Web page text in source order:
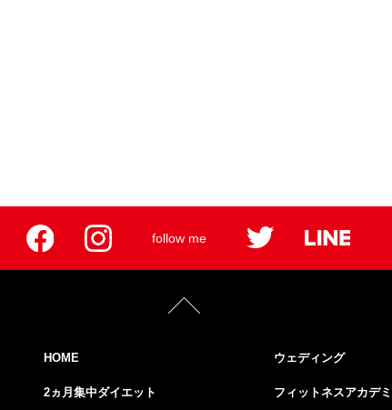
follow me
HOME
2ヵ月集中ダイエット
ウェディング
フィットネスアカデ